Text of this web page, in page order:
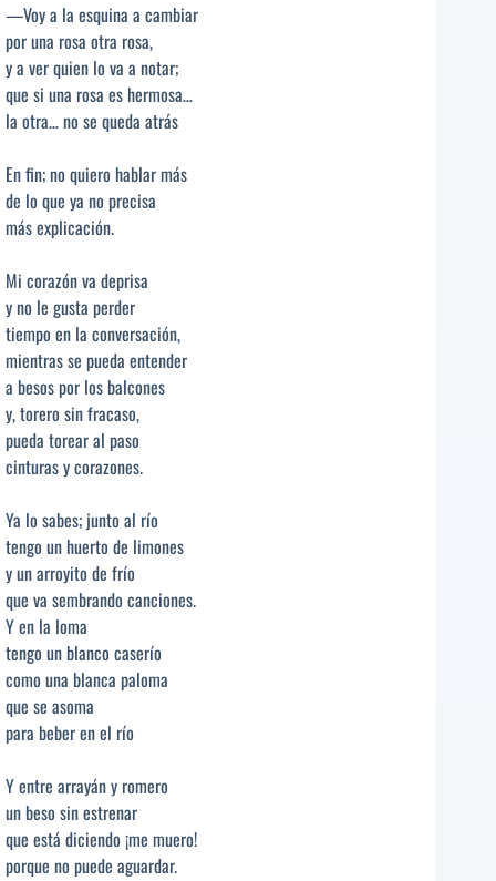
—Voy a la esquina a cambiar
por una rosa otra rosa,
y a ver quien lo va a notar;
que si una rosa es hermosa…
la otra… no se queda atrás
En fin; no quiero hablar más
de lo que ya no precisa
más explicación.
Mi corazón va deprisa
y no le gusta perder
tiempo en la conversación,
mientras se pueda entender
a besos por los balcones
y, torero sin fracaso,
pueda torear al paso
cinturas y corazones.
Ya lo sabes; junto al río
tengo un huerto de limones
y un arroyito de frío
que va sembrando canciones.
Y en la loma
tengo un blanco caserío
como una blanca paloma
que se asoma
para beber en el río
Y entre arrayán y romero
un beso sin estrenar
que está diciendo ¡me muero!
porque no puede aguardar.